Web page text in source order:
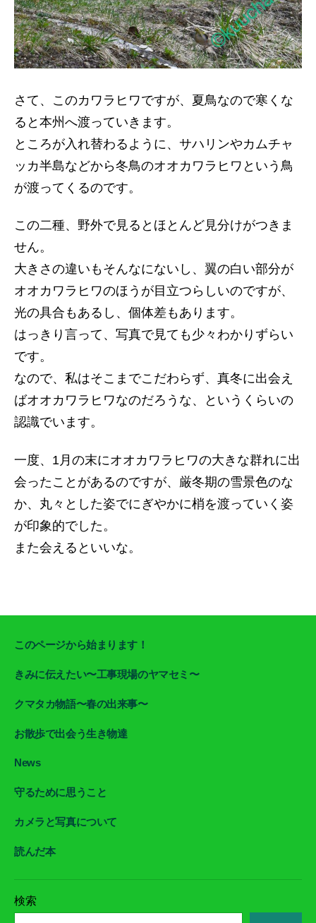
さて、このカワラヒワですが、夏鳥なので寒くな
ると本州へ渡っていきます。
ところが入れ替わるように、サハリンやカムチャ
ッカ半島などから冬鳥のオオカワラヒワという鳥
が渡ってくるのです。
この二種、野外で見るとほとんど見分けがつきま
せん。
大きさの違いもそんなにないし、翼の白い部分が
オオカワラヒワのほうが目立つらしいのですが、
光の具合もあるし、個体差もあります。
はっきり言って、写真で見ても少々わかりずらい
です。
なので、私はそこまでこだわらず、真冬に出会え
ばオオカワラヒワなのだろうな、というくらいの
認識でいます。
一度、1月の末にオオカワラヒワの大きな群れに出
会ったことがあるのですが、厳冬期の雪景色のな
か、丸々とした姿でにぎやかに梢を渡っていく姿
が印象的でした。
また会えるといいな。
このページから始まります！
きみに伝えたい〜工事現場のヤマセミ〜
クマタカ物語〜春の出来事〜
お散歩で出会う生き物達
News
守るために思うこと
カメラと写真について
読んだ本
検索